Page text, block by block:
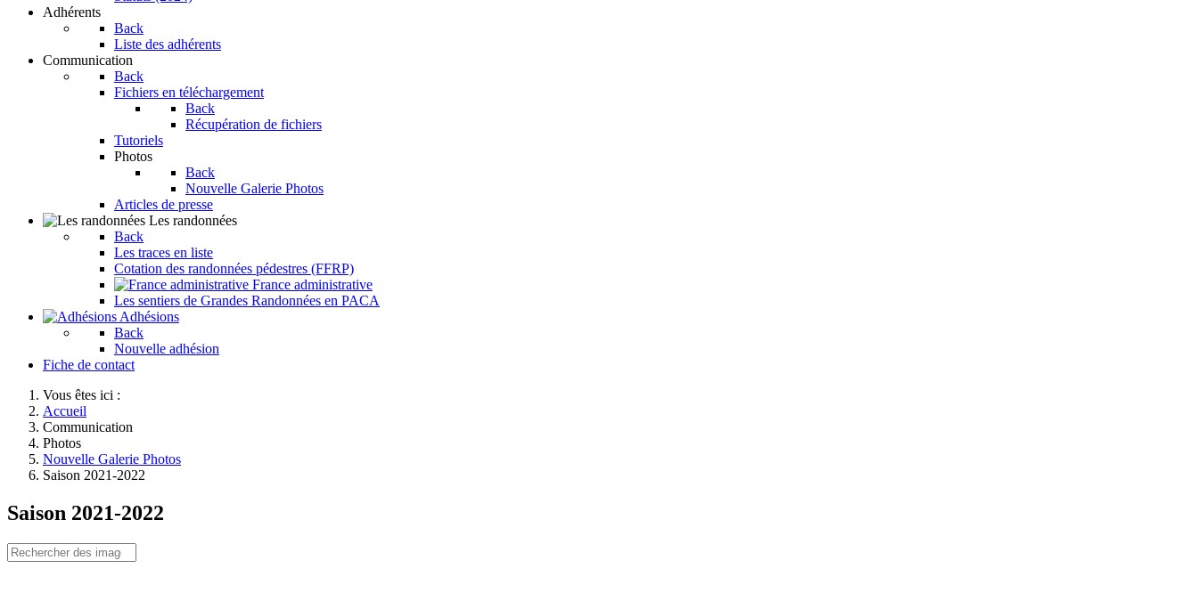
Adhérents
Back
Liste des adhérents
Communication
Back
Fichiers en téléchargement
Back
Récupération de fichiers
Tutoriels
Photos
Back
Nouvelle Galerie Photos
Articles de presse
Les randonnées
Back
Les traces en liste
Cotation des randonnées pédestres (FFRP)
France administrative
Les sentiers de Grandes Randonnées en PACA
Adhésions
Back
Nouvelle adhésion
Fiche de contact
Vous êtes ici :
Accueil
Communication
Photos
Nouvelle Galerie Photos
Saison 2021-2022
Saison 2021-2022